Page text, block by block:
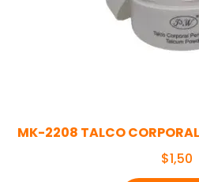
MK-2208 TALCO
$1,50